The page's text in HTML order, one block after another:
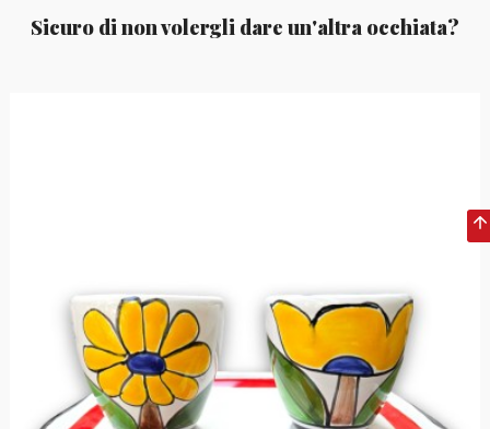
Sicuro di non volergli dare un'altra occhiata?